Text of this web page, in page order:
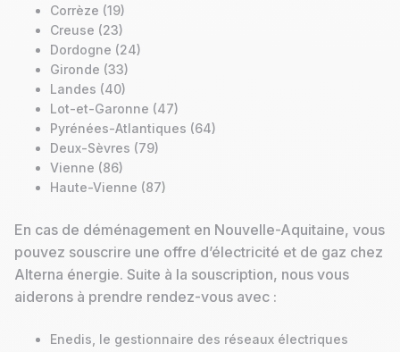
Corrèze (19)
Creuse (23)
Dordogne (24)
Gironde (33)
Landes (40)
Lot-et-Garonne (47)
Pyrénées-Atlantiques (64)
Deux-Sèvres (79)
Vienne (86)
Haute-Vienne (87)
En cas de déménagement en Nouvelle-Aquitaine, vous
pouvez souscrire une offre d’électricité et de gaz chez
Alterna énergie. Suite à la souscription, nous vous
aiderons à prendre rendez-vous avec :
Enedis, le gestionnaire des réseaux électriques